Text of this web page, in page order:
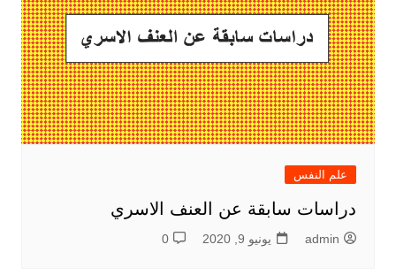
علم النفس
دراسات سابقة عن العنف الاسري
admin يونيو 9, 2020 0